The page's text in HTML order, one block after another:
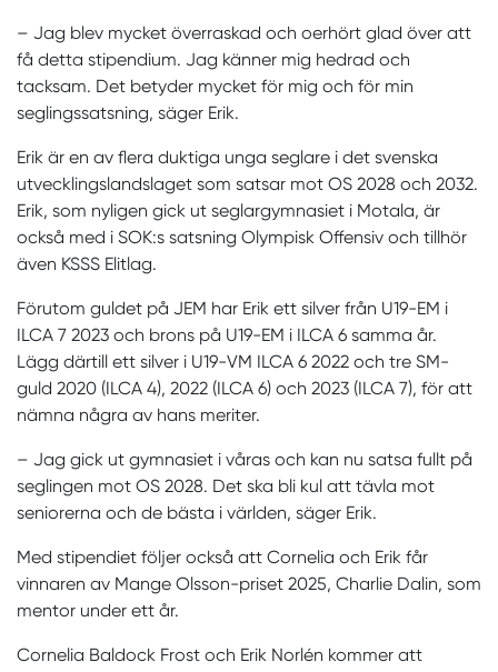
– Jag blev mycket överraskad och oerhört glad över att
få detta stipendium. Jag känner mig hedrad och
tacksam. Det betyder mycket för mig och för min
seglingssatsning, säger Erik.
Erik är en av flera duktiga unga seglare i det svenska
utvecklingslandslaget som satsar mot OS 2028 och 2032.
Erik, som nyligen gick ut seglargymnasiet i Motala, är
också med i SOK:s satsning Olympisk Offensiv och tillhör
även KSSS Elitlag.
Förutom guldet på JEM har Erik ett silver från U19-EM i
ILCA 7 2023 och brons på U19-EM i ILCA 6 samma år.
Lägg därtill ett silver i U19-VM ILCA 6 2022 och tre SM-
guld 2020 (ILCA 4), 2022 (ILCA 6) och 2023 (ILCA 7), för att
nämna några av hans meriter.
– Jag gick ut gymnasiet i våras och kan nu satsa fullt på
seglingen mot OS 2028. Det ska bli kul att tävla mot
seniorerna och de bästa i världen, säger Erik.
Med stipendiet följer också att Cornelia och Erik får
vinnaren av Mange Olsson-priset 2025, Charlie Dalin, som
mentor under ett år.
Cornelia Baldock Frost och Erik Norlén kommer att